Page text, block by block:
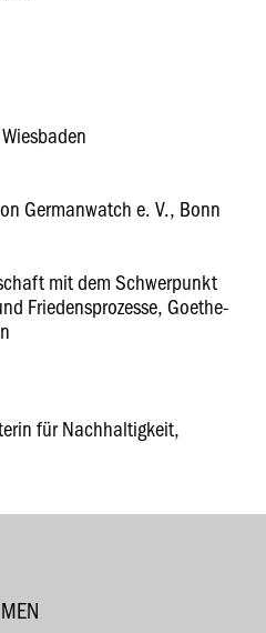
Germanwatch e. V., Bonn
mit dem Schwerpunkt
Friedensprozesse, Goethe-
für Nachhaltigkeit,